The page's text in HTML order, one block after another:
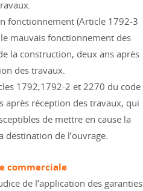
fonctionnement (Article 1792-3
mauvais fonctionnement des
la construction, deux ans après
des travaux.
1792,1792-2 et 2270 du code
après réception des travaux, qui
de mettre en cause la
destination de l’ouvrage.
commerciale
de l’application des garanties